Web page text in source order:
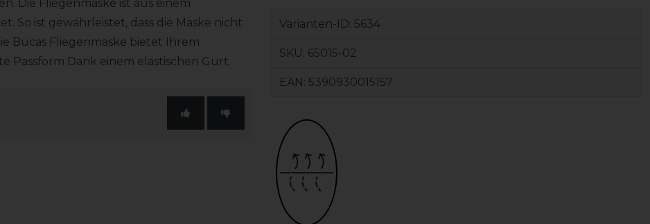
Die Fliegenmaske ist aus einem
So ist gewährleistet, dass die Maske nicht
Bucas Fliegenmaske bietet Ihrem
Passform Dank einem elastischen Gurt.
Varianten-ID: 5634
SKU: 65015-02
EAN: 5390930015157